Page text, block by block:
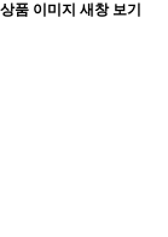
상품 이미지 새창 보기